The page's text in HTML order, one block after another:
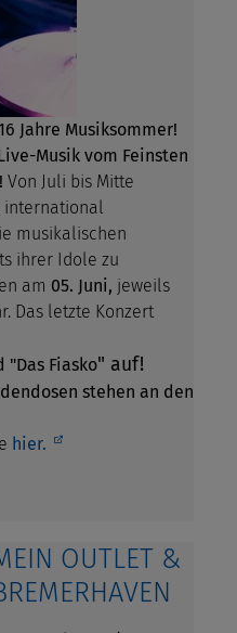
Jahre Musiksommer!
Musik vom Feinsten
Von Juli bis Mitte
international
musikalischen
ihrer Idole zu
am 05. Juni, jeweils
Das letzte Konzert
Fiasko" auf!
stehen an den
hier.
OUTLET &